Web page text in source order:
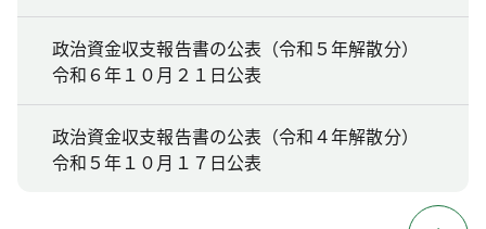
政治資金収支報告書の公表（令和５年解散分）
令和６年１０月２１日公表
政治資金収支報告書の公表（令和４年解散分）
令和５年１０月１７日公表